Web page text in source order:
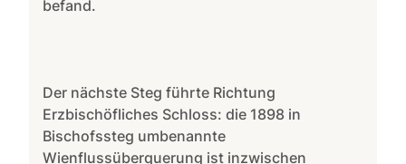
befand.
Der nächste Steg führte Richtung
Erzbischöfliches Schloss: die 1898 in
Bischofssteg umbenannte
Wienflussüberquerung ist inzwischen